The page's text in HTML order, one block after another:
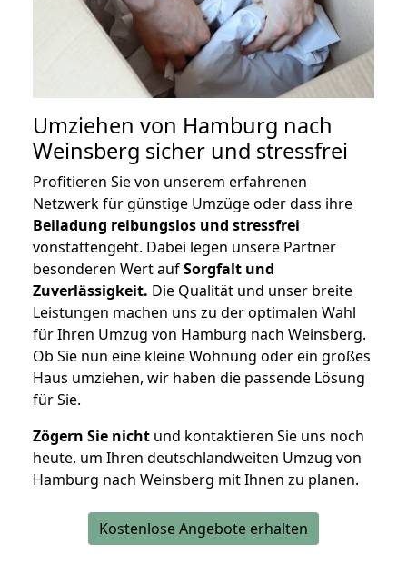
Umziehen von Hamburg nach
Weinsberg sicher und stressfrei
Profitieren Sie von unserem erfahrenen
Netzwerk für günstige Umzüge oder dass ihre
Beiladung reibungslos und stressfrei
vonstattengeht. Dabei legen unsere Partner
besonderen Wert aufSorgfalt und
Zuverlässigkeit. Die Qualität und unser breite
Leistungen machen uns zu der optimalen Wahl
für Ihren Umzug von Hamburg nach Weinsberg.
Ob Sie nun eine kleine Wohnung oder ein großes
Haus umziehen, wir haben die passende Lösung
für Sie.
Zögern Sie nicht und kontaktieren Sie uns noch
heute, um Ihren deutschlandweiten Umzug von
Hamburg nach Weinsberg mit Ihnen zu planen.
Kostenlose Angebote erhalten